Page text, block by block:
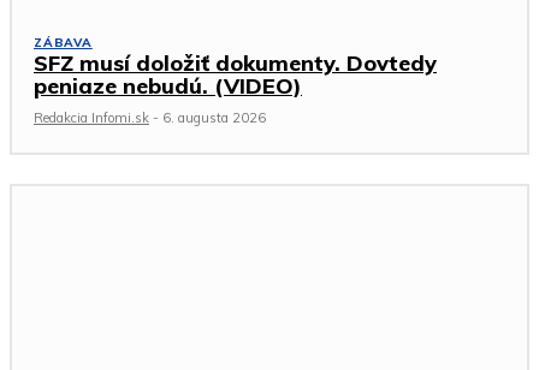
ZÁBAVA
SFZ musí doložiť dokumenty. Dovtedy
peniaze nebudú. (VIDEO)
Redakcia Infomi.sk - 6. augusta 2026